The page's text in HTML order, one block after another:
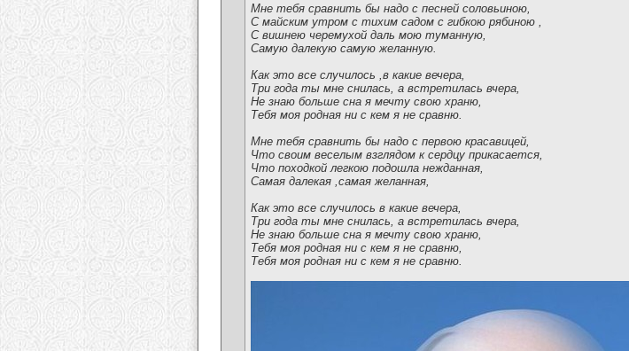
Мне тебя сравнить бы надо с песней соловьиною,
С майским утром с тихим садом с гибкою рябиною ,
С вишнею черемухой даль мою туманную,
Самую далекую самую желанную.
Как это все случилось ,в какие вечера,
Три года ты мне снилась, а встретилась вчера,
Не знаю больше сна я мечту свою храню,
Тебя моя родная ни с кем я не сравню.
Мне тебя сравнить бы надо с первою красавицей,
Что своим веселым взглядом к сердцу прикасается,
Что походкой легкою подошла нежданная,
Самая далекая ,самая желанная,
Как это все случилось в какие вечера,
Три года ты мне снилась, а встретилась вчера,
Не знаю больше сна я мечту свою храню,
Тебя моя родная ни с кем я не сравню,
Тебя моя родная ни с кем я не сравню.